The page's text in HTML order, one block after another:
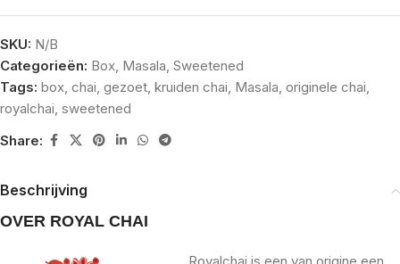
SKU: N/B
Categorieën: Box, Masala, Sweetened
Tags: box, chai, gezoet, kruiden chai, Masala, originele chai,
royalchai, sweetened
Share:
Beschrijving
OVER ROYAL CHAI